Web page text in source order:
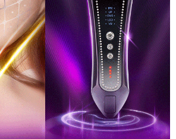
】
tidak digabungkan dalam bil telekomunikasi,
akan menghantar SMS peringatan
penyelesaian bulanan.
membuka bil, anda boleh memilih untuk
bar kedai serbaneka / Kedai rasmi Taiwan
/ Pembayaran J街口 / iPASS MONEY" dan
oleh "Taiwan Mobile Co., Ltd." untuk
membeli produk atau perkhidmatan melalui
transaksi, dan kedai akan menyerahkan hak